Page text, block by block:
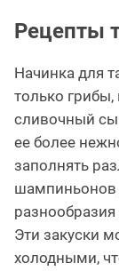
Рецепты
Начинка для
только грибы,
сливочный
ее более
заполнять
шампиньонов
Эти закуски
холодными,